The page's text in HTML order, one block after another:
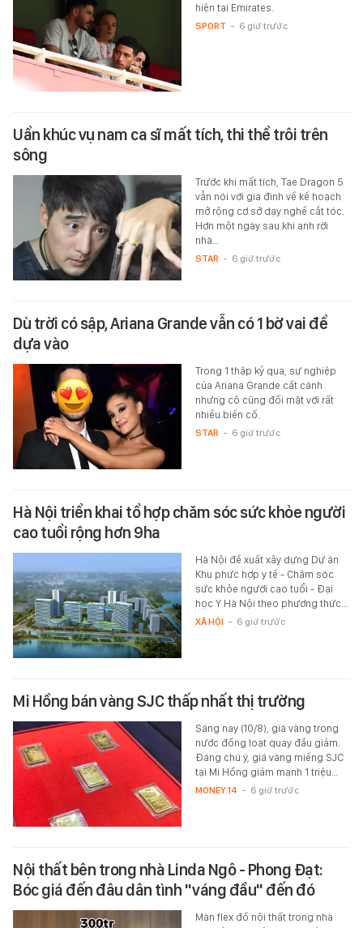
hiện tại Emirates.
SPORT - 6 giờ trước
Uẩn khúc vụ nam ca sĩ mất tích, thi thể trôi trên
sông
Trước khi mất tích, Tae Dragon 5
vẫn nói với gia đình về kế hoạch
mở rộng cơ sở dạy nghề cắt tóc.
Hơn một ngày sau khi anh rời
nhà…
STAR - 6 giờ trước
Dù trời có sập, Ariana Grande vẫn có 1 bờ vai để
dựa vào
Trong 1 thập kỷ qua, sự nghiệp
của Ariana Grande cất cánh
nhưng cô cũng đối mặt với rất
nhiều biến cố.
STAR - 6 giờ trước
Hà Nội triển khai tổ hợp chăm sóc sức khỏe người
cao tuổi rộng hơn 9ha
Hà Nội đề xuất xây dựng Dự án
Khu phức hợp y tế - Chăm sóc
sức khỏe người cao tuổi - Đại
học Y Hà Nội theo phương thức…
XÃ HỘI - 6 giờ trước
Mi Hồng bán vàng SJC thấp nhất thị trường
Sáng nay (10/8), giá vàng trong
nước đồng loạt quay đầu giảm.
Đáng chú ý, giá vàng miếng SJC
tại Mi Hồng giảm mạnh 1 triệu…
MONEY.14 - 6 giờ trước
Nội thất bên trong nhà Linda Ngô - Phong Đạt:
Bóc giá đến đâu dân tình "váng đầu" đến đó
Màn flex đồ nội thất trong nhà